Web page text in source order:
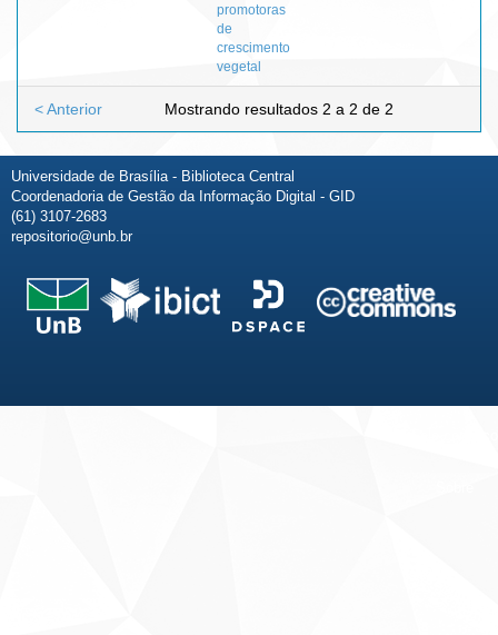
promotoras
de
crescimento
vegetal
Mostrando resultados 2 a 2 de 2
< Anterior
Universidade de Brasília - Biblioteca Central
Coordenadoria de Gestão da Informação Digital - GID
(61) 3107-2683
repositorio@unb.br